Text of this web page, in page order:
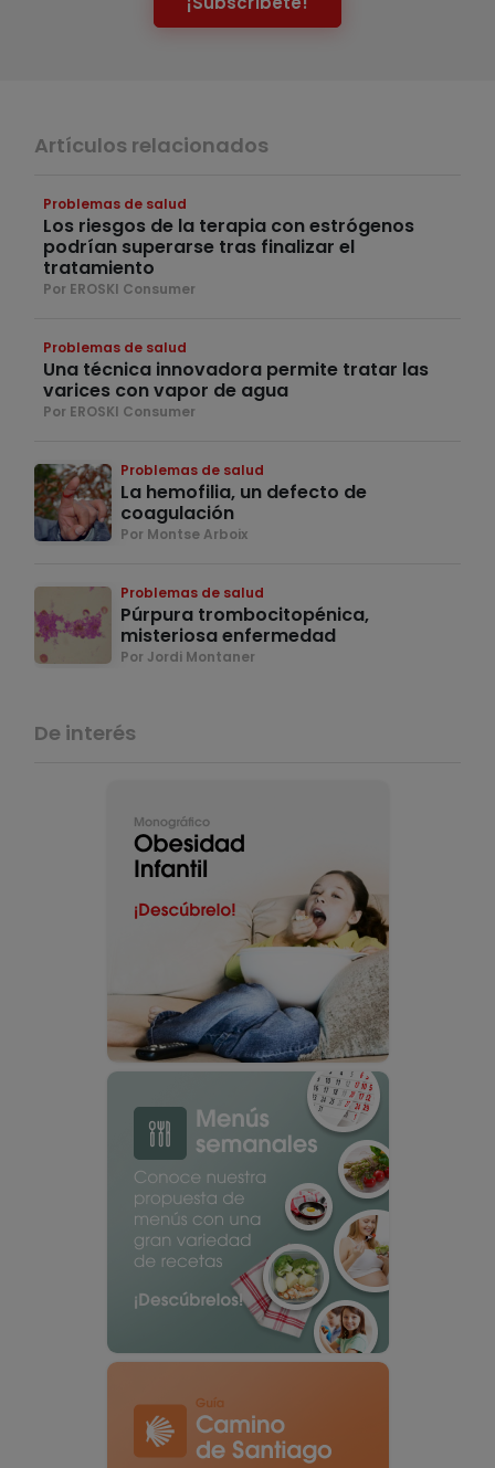
Artículos relacionados
Problemas de salud
Los riesgos de la terapia con estrógenos
podrían superarse tras finalizar el
tratamiento
Por EROSKI Consumer
Problemas de salud
Una técnica innovadora permite tratar las
varices con vapor de agua
Por EROSKI Consumer
Problemas de salud
La hemofilia, un defecto de
coagulación
Por Montse Arboix
Problemas de salud
Púrpura trombocitopénica,
misteriosa enfermedad
Por Jordi Montaner
De interés